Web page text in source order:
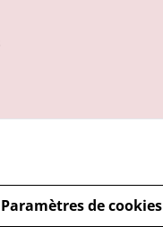
Paramètres de cookies